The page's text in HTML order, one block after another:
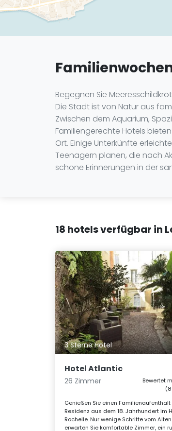
Begegnen Sie
Die Stadt ist von Natur aus
Zwischen dem Aquarium,
Familiengerechte Hotels
Ort. Einige Unterkünfte
Teenagern planen, die nach
schöne Erinnerungen in der
18 hotels verfügbar in
3 Sterne Hotel
Hotel Atlantic
26 Zimmer
Bewertet
Genießen Sie einen Familienaufenthalt
Residenz aus dem 18. Jahrhundert im
Rochelle. Nur wenige Schritte vom
erwarten Sie komfortable Zimmer, ein